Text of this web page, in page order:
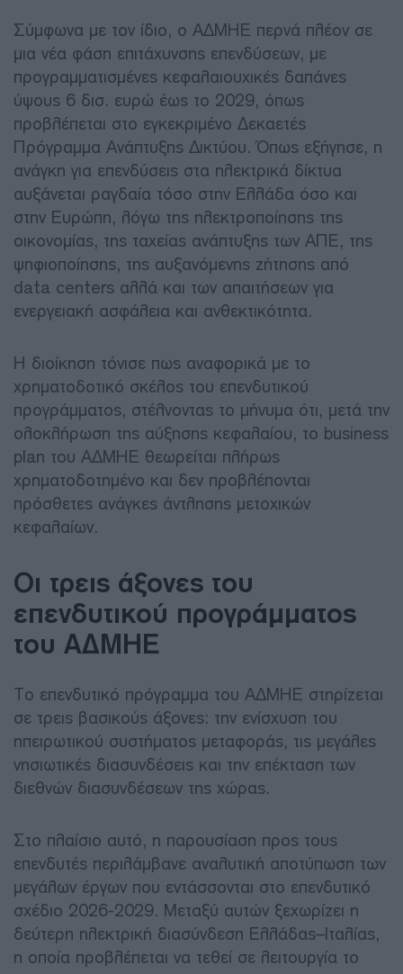
Σύμφωνα με τον ίδιο, ο ΑΔΜΗΕ περνά πλέον σε
μια νέα φάση επιτάχυνσης επενδύσεων, με
προγραμματισμένες κεφαλαιουχικές δαπάνες
ύψους 6 δισ. ευρώ έως το 2029, όπως
προβλέπεται στο εγκεκριμένο Δεκαετές
Πρόγραμμα Ανάπτυξης Δικτύου. Όπως εξήγησε, η
ανάγκη για επενδύσεις στα ηλεκτρικά δίκτυα
αυξάνεται ραγδαία τόσο στην Ελλάδα όσο και
στην Ευρώπη, λόγω της ηλεκτροποίησης της
οικονομίας, της ταχείας ανάπτυξης των ΑΠΕ, της
ψηφιοποίησης, της αυξανόμενης ζήτησης από
data centers αλλά και των απαιτήσεων για
ενεργειακή ασφάλεια και ανθεκτικότητα.
Η διοίκηση τόνισε πως αναφορικά με το
χρηματοδοτικό σκέλος του επενδυτικού
προγράμματος, στέλνοντας το μήνυμα ότι, μετά την
ολοκλήρωση της αύξησης κεφαλαίου, το business
plan του ΑΔΜΗΕ θεωρείται πλήρως
χρηματοδοτημένο και δεν προβλέπονται
πρόσθετες ανάγκες άντλησης μετοχικών
κεφαλαίων.
Οι τρεις άξονες του
επενδυτικού προγράμματος
του ΑΔΜΗΕ
Το επενδυτικό πρόγραμμα του ΑΔΜΗΕ στηρίζεται
σε τρεις βασικούς άξονες: την ενίσχυση του
ηπειρωτικού συστήματος μεταφοράς, τις μεγάλες
νησιωτικές διασυνδέσεις και την επέκταση των
διεθνών διασυνδέσεων της χώρας.
Στο πλαίσιο αυτό, η παρουσίαση προς τους
επενδυτές περιλάμβανε αναλυτική αποτύπωση των
μεγάλων έργων που εντάσσονται στο επενδυτικό
σχέδιο 2026-2029. Μεταξύ αυτών ξεχωρίζει η
δεύτερη ηλεκτρική διασύνδεση Ελλάδας–Ιταλίας,
η οποία προβλέπεται να τεθεί σε λειτουργία το